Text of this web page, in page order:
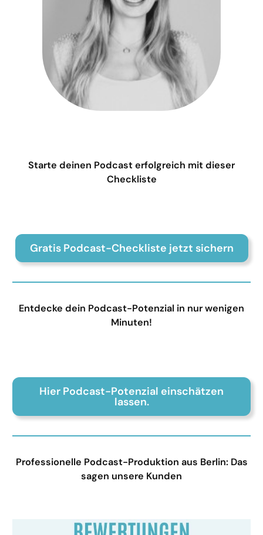
Starte deinen Podcast erfolgreich mit dieser
Checkliste
Gratis Podcast-Checkliste jetzt sichern
Entdecke dein Podcast-Potenzial in nur wenigen
Minuten!
Hier Podcast-Potenzial einschätzen
lassen.
Professionelle Podcast-Produktion aus Berlin: Das
sagen unsere Kunden